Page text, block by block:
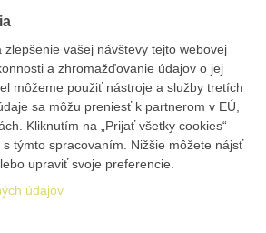
vašej návštevy tejto webovej
a zhromažďovanie údajov o jej
môžeme použiť nástroje a služby tretích
sa môžu preniesť k partnerom v EÚ,
Kliknutím na „Prijať všetky cookies“
týmto spracovaním. Nižšie môžete nájsť
upraviť svoje preferencie.
údajov